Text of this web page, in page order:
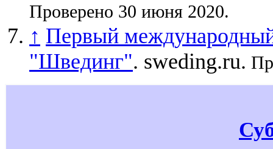
Проверено 30 июня 2020.
↑ Первый
"Швединг". sweding.ru.